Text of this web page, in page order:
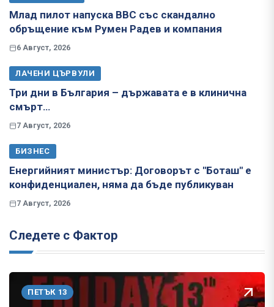
Млад пилот напуска ВВС със скандално
обръщение към Румен Радев и компания
6 Август, 2026
ЛАЧЕНИ ЦЪРВУЛИ
Три дни в България – държавата е в клинична
смърт…
7 Август, 2026
БИЗНЕС
Енергийният министър: Договорът с "Боташ" е
конфиденциален, няма да бъде публикуван
7 Август, 2026
Следете с Фактор
ПЕТЪК 13